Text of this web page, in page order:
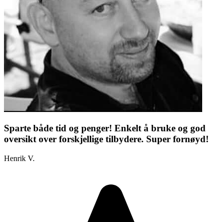
Sparte både tid og penger! Enkelt å bruke og god
oversikt over forskjellige tilbydere. Super fornøyd!
Henrik V.